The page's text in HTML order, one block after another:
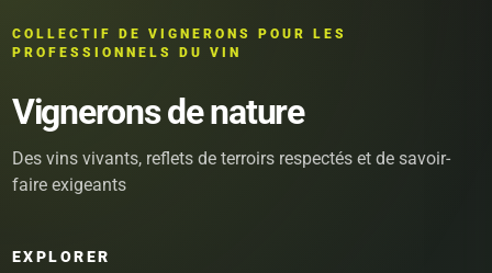
COLLECTIF DE VIGNERONS POUR LES
PROFESSIONNELS DU VIN
Vignerons de nature
Des vins vivants, reflets de terroirs respectés et de savoir-
faire exigeants
EXPLORER